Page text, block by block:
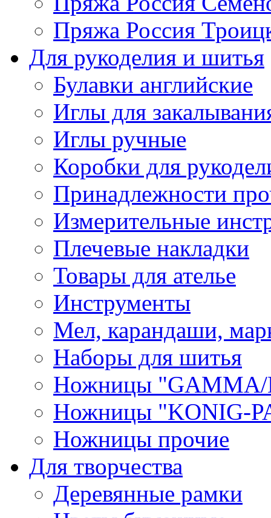
Пряжа Россия
Для рукоделия и шитья
Булавки английские
Иглы для
Иглы ручные
Коробки для
Принадлежности
Измерительные
Плечевые накладки
Товары для ателье
Инструменты
Мел, карандаши,
Наборы для шитья
Ножницы "GAMMA/
Ножницы "KONIG-
Ножницы прочие
Для творчества
Деревянные рамки